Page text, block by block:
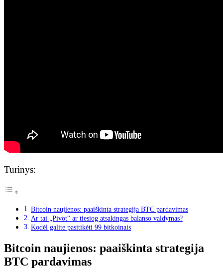
Turinys:
Bitcoin naujienos: paaiškinta strategija BTC pardavimas
Ar tai „Pivot“ ar tiesiog atsakingas balanso valdymas?
Kodėl galite pasitikėti 99 bitkoinais
Bitcoin naujienos: paaiškinta strategija
BTC pardavimas